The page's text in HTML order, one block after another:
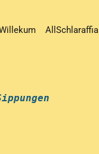
AllSchlaraffia